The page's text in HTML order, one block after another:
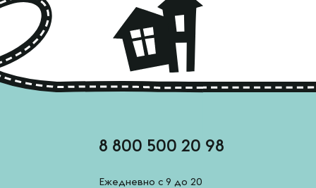
8 800 500 20 98
Ежедневно с 9 до 20